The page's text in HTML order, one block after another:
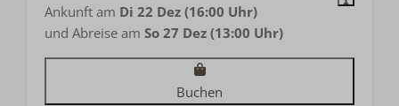
Ankunft am Di 22 Dez (16:00 Uhr)
und Abreise am So 27 Dez (13:00 Uhr)
Buchen